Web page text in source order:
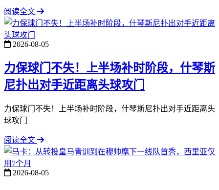
阅读全文
2026-08-05
力保球门不失！上半场补时阶段，什琴斯
尼扑出对手近距离头球攻门
力保球门不失！上半场补时阶段，什琴斯尼扑出对手近距离头
球攻门
阅读全文
2026-08-05